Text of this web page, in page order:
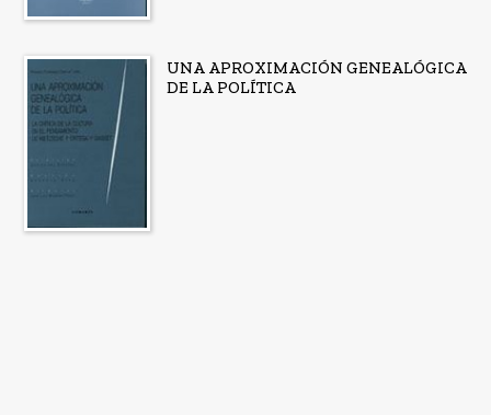
UNA APROXIMACIÓN GENEALÓGICA
DE LA POLÍTICA